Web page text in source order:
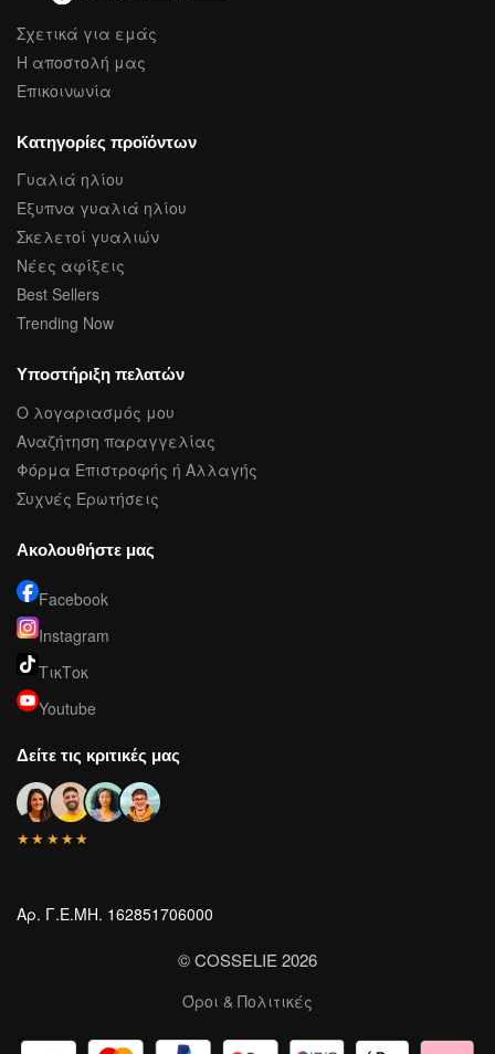
Σχετικά για εμάς
Η αποστολή μας
Επικοινωνία
Κατηγορίες προϊόντων
Γυαλιά ηλίου
Έξυπνα γυαλιά ηλίου
Σκελετοί γυαλιών
Νέες αφίξεις
Best Sellers
Trending Now
Υποστήριξη πελατών
Ο λογαριασμός μου
Αναζήτηση παραγγελίας
Φόρμα Επιστροφής ή Αλλαγής
Συχνές Ερωτήσεις
Ακολουθήστε μας
Facebook
Instagram
ΤικΤοκ
Youtube
Δείτε τις κριτικές μας
★★★★★
Αρ. Γ.Ε.ΜΗ. 162851706000
© COSSELIE 2026
Όροι & Πολιτικές